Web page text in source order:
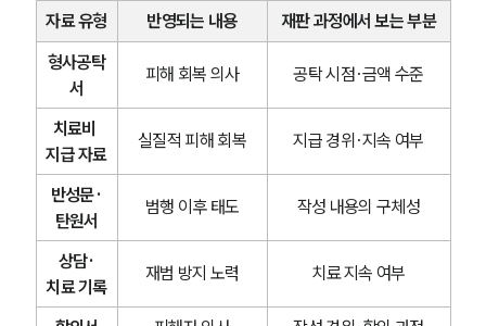
자료 유형 반영되는 내용
재판 과정에서 보는 부분
형사공탁
서
피해 회복 의사 공탁 시점·금액 수준
치료비
지급 자료
실질적 피해 회복 지급 경위·지속 여부
반성문·
탄원서
범행 이후 태도 작성 내용의 구체성
상담·
치료 기록
재범 방지 노력 치료 지속 여부